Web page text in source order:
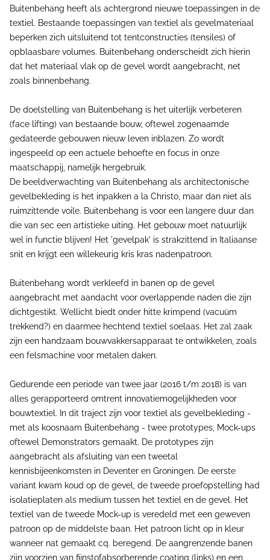
Buitenbehang heeft als achtergrond nieuwe toepassingen in de
textiel. Bestaande toepassingen van textiel als gevelmateriaal
beperken zich uitsluitend tot tentconstructies (tensiles) of
opblaasbare volumes. Buitenbehang onderscheidt zich hierin
dat het materiaal vlak op de gevel wordt aangebracht, net
zoals binnenbehang.
De doelstelling van Buitenbehang is het uiterlijk verbeteren
(face lifting) van bestaande bouw, oftewel zogenaamde
gedateerde gebouwen nieuw leven inblazen. Zo wordt
ingespeeld op een actuele behoefte en focus in onze
maatschappij, namelijk hergebruik.
De beeldverwachting van Buitenbehang als architectonische
gevelbekleding is het inpakken a la Christo, maar dan niet als
ruimzittende voile. Buitenbehang is voor een langere duur dan
die van sec een artistieke uiting. Het gebouw moet natuurlijk
wel in functie blijven! Het 'gevelpak' is strakzittend in Italiaanse
snit en krijgt een willekeurig kris kras nadenpatroon.
Buitenbehang wordt verkleefd in banen op de gevel
aangebracht met aandacht voor overlappende naden die zijn
dichtgestikt. Wellicht biedt onder hitte krimpend (vacuüm
trekkend?) en daarmee hechtend textiel soelaas. Het zal zaak
zijn een handzaam bouwvakkersapparaat te ontwikkelen, zoals
een felsmachine voor metalen daken.
Gedurende een periode van twee jaar (2016 t/m 2018) is van
alles gerapporteerd omtrent innovatiemogelijkheden voor
bouwtextiel. In dit traject zijn voor textiel als gevelbekleding -
met als koosnaam Buitenbehang - twee prototypes, Mock-ups
oftewel Demonstrators gemaakt. De prototypes zijn
aangebracht als afsluiting van een tweetal
kennisbijeenkomsten in Deventer en Groningen. De eerste
variant kwam koud op de gevel, de tweede proefopstelling had
isolatieplaten als medium tussen het textiel en de gevel. Het
textiel van de tweede Mock-up is veredeld met een geweven
patroon op de middelste baan. Het patroon licht op in kleur
wanneer nat gemaakt cq. beregend. De aangrenzende banen
zijn voorzien van fijnstofabsorberende coating (links) en een